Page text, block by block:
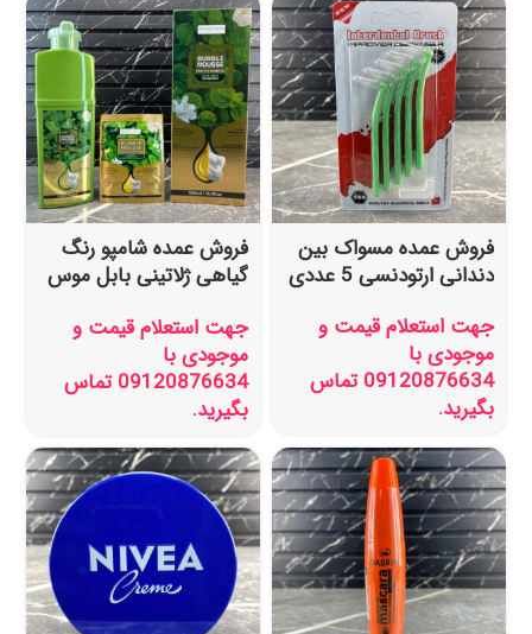
فروش عمده مسواک بین
دندانی ارتودنسی 5 عددی
جهت استعلام قیمت و
موجودی با
09120876634 تماس
بگیرید.
فروش عمده شامپو رنگ
گیاهی ژلاتینی بابل موس
دار
جهت استعلام قیمت و
موجودی با
09120876634 تماس
بگیرید.